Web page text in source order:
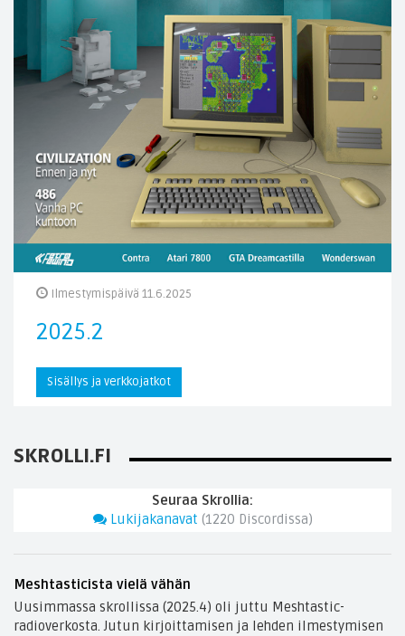
Ilmestymispäivä 11.6.2025
2025.2
Sisällys ja verkkojatkot
SKROLLI.FI
Seuraa Skrollia:
Lukijakanavat (1220 Discordissa)
Meshtasticista vielä vähän
Uusimmassa skrollissa (2025.4) oli juttu Meshtastic-
radioverkosta. Jutun kirjoittamisen ja lehden ilmestymisen